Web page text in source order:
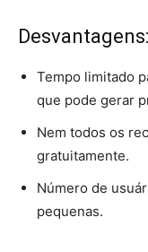
Desvantagens:
Tempo limitado
que pode gerar
Nem todos os
gratuitamente.
Número de
pequenas.